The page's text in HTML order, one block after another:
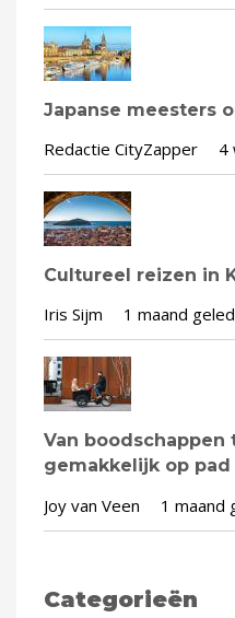
Japanse meesters
Redactie CityZapper 4
Cultureel reizen in
Iris Sijm 1 maand
Van
gemakkelijk op
Joy van Veen 1 maand
Categorieën